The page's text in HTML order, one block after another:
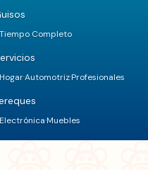
Tiempo Completo
Hogar·Automotriz·Profesionales
Electrónica·Muebles